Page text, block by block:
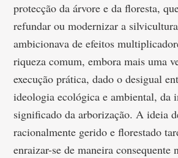
protecção da árvore e da floresta,
refundar ou modernizar a
ambicionava de efeitos
riqueza comum, embora mais uma
execução prática, dado o desigual
ideologia ecológica e ambiental, da
significado da arborização. A ideia
racionalmente gerido e florestado
enraizar-se de maneira